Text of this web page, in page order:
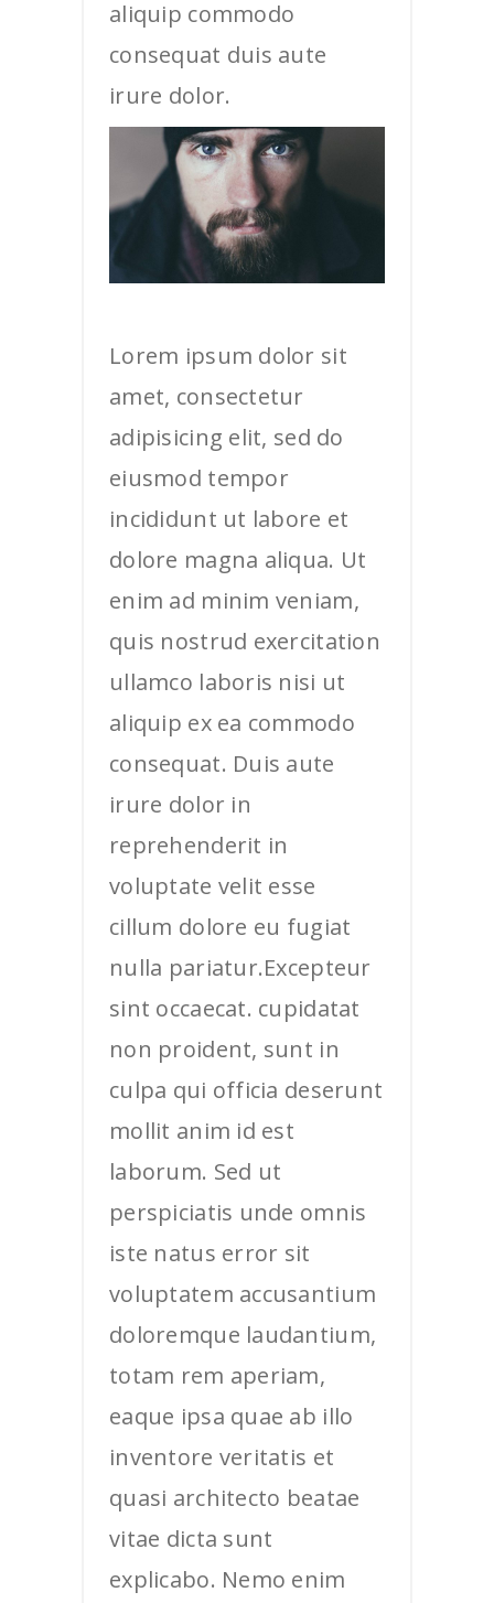
aliquip commodo
consequat duis aute
irure dolor.
Lorem ipsum dolor sit
amet, consectetur
adipisicing elit, sed do
eiusmod tempor
incididunt ut labore et
dolore magna aliqua. Ut
enim ad minim veniam,
quis nostrud exercitation
ullamco laboris nisi ut
aliquip ex ea commodo
consequat. Duis aute
irure dolor in
reprehenderit in
voluptate velit esse
cillum dolore eu fugiat
nulla pariatur.Excepteur
sint occaecat. cupidatat
non proident, sunt in
culpa qui officia deserunt
mollit anim id est
laborum. Sed ut
perspiciatis unde omnis
iste natus error sit
voluptatem accusantium
doloremque laudantium,
totam rem aperiam,
eaque ipsa quae ab illo
inventore veritatis et
quasi architecto beatae
vitae dicta sunt
explicabo. Nemo enim